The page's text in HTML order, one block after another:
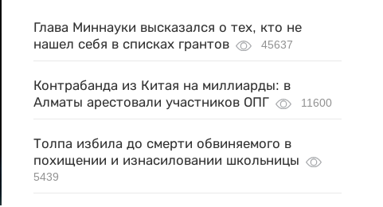
Глава Миннауки высказался о тех, кто не
нашел себя в списках грантов
45637
Контрабанда из Китая на миллиарды: в
Алматы арестовали участников ОПГ
11600
Толпа избила до смерти обвиняемого в
похищении и изнасиловании школьницы
5439